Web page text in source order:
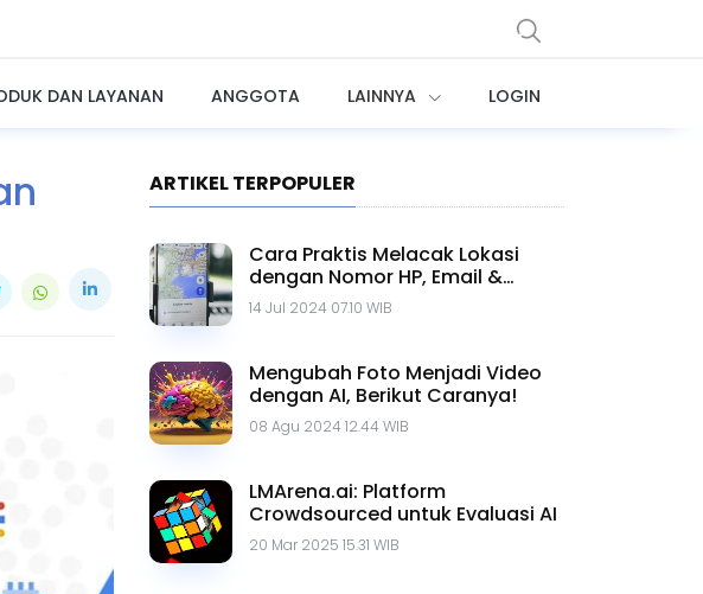
DAN LAYANAN ANGGOTA LAINNYA LOGIN
ARTIKEL TERPOPULER
Cara Praktis Melacak Lokasi
dengan Nomor HP, Email &
Google Maps
14 Jul 2024 07.10 WIB
Mengubah Foto Menjadi Video
dengan AI, Berikut Caranya!
08 Agu 2024 12.44 WIB
LMArena.ai: Platform
Crowdsourced untuk Evaluasi AI
20 Mar 2025 15.31 WIB